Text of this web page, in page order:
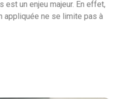
un enjeu majeur. En effet,
appliquée ne se limite pas à